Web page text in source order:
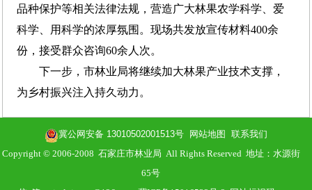
品种保护等相关法律法规，营造广大林果农学科学、爱
科学、用科学的浓厚氛围。现场共发放宣传材料400余
份，接受群众咨询60余人次。
下一步，市林业局将继续加大林果产业技术支撑，
为乡村振兴注入持久动力。
冀公网安备 13010502001513号 网站地图
联系我们
Copyright © 2006-2008 石家庄市林业局 All Rights Reserved 地址：水源街
65号